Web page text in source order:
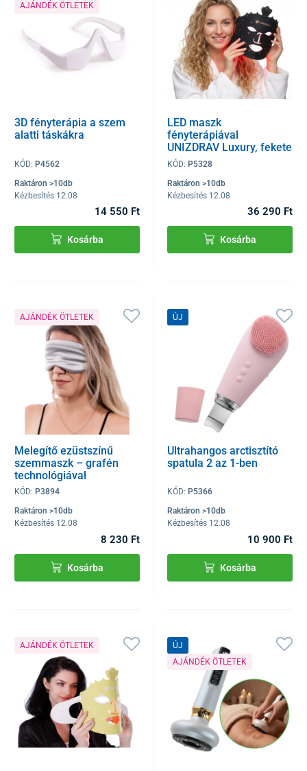
AJÁNDÉK ÖTLETEK
3D fényterápia a szem
alatti táskákra
KÓD: P4562
Raktáron >10db
Kézbesítés 12.08
14 550 Ft
Kosárba
LED maszk
fényterápiával
UNIZDRAV Luxury, fekete
KÓD:P5328
Raktáron >10db
Kézbesítés 12.08
36 290 Ft
Kosárba
AJÁNDÉK ÖTLETEK
Melegítő ezüstszínű
szemmaszk – grafén
technológiával
UNIZDRAV
KÓD: P3894
Raktáron >10db
Kézbesítés 12.08
8 230 Ft
Kosárba
ÚJ
Ultrahangos arctisztító
spatula 2 az 1-ben
KÓD: P5366
Raktáron >10db
Kézbesítés 12.08
10 900 Ft
Kosárba
AJÁNDÉK ÖTLETEK
ÚJ
AJÁNDÉK ÖTLETEK